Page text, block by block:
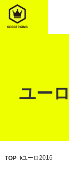
ユー
TOP ユーロ2016